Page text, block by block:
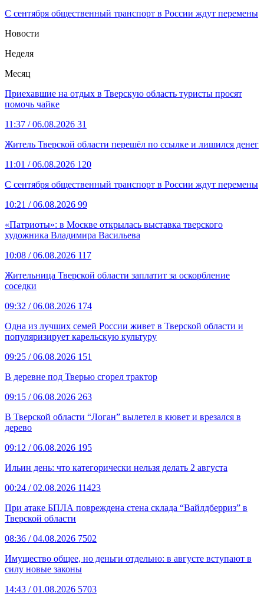
С сентября общественный транспорт в России ждут перемены
Новости
Неделя
Месяц
Приехавшие на отдых в Тверскую область туристы просят
помочь чайке
11:37 / 06.08.2026 31
Житель Тверской области перешёл по ссылке и лишился денег
11:01 / 06.08.2026 120
С сентября общественный транспорт в России ждут перемены
10:21 / 06.08.2026 99
«Патриоты»: в Москве открылась выставка тверского
художника Владимира Васильева
10:08 / 06.08.2026 117
Жительница Тверской области заплатит за оскорбление
соседки
09:32 / 06.08.2026 174
Одна из лучших семей России живет в Тверской области и
популяризирует карельскую культуру
09:25 / 06.08.2026 151
В деревне под Тверью сгорел трактор
09:15 / 06.08.2026 263
В Тверской области “Логан” вылетел в кювет и врезался в
дерево
09:12 / 06.08.2026 195
Ильин день: что категорически нельзя делать 2 августа
00:24 / 02.08.2026 11423
При атаке БПЛА повреждена стена склада “Вайлдберриз” в
Тверской области
08:36 / 04.08.2026 7502
Имущество общее, но деньги отдельно: в августе вступают в
силу новые законы
14:43 / 01.08.2026 5703